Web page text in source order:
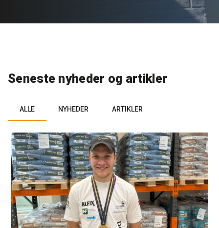
Downloads
Seneste nyheder og artikler
ALLE NYHEDER ARTIKLER